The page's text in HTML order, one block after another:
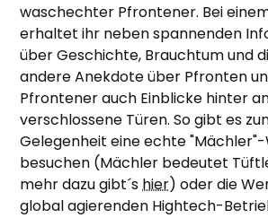
waschechter Pfrontener. Bei
erhaltet ihr neben spannenden
über Geschichte, Brauchtum und
andere Anekdote über Pfronten
Pfrontener auch Einblicke hinter
verschlossene Türen. So gibt es
Gelegenheit eine echte
besuchen (Mächler bedeutet
mehr dazu gibt´shier) oder die
global agierenden Hightech-